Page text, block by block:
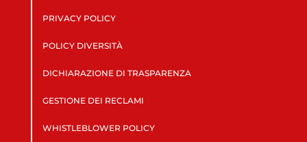
PRIVACY POLICY
POLICY DIVERSITÀ
DICHIARAZIONE DI TRASPARENZA
GESTIONE DEI RECLAMI
WHISTLEBLOWER POLICY